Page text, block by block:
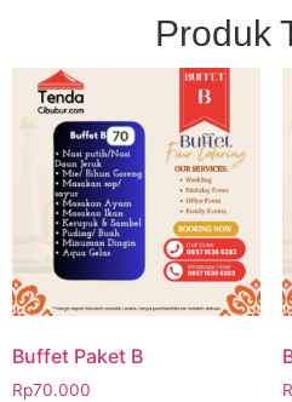
Produk
Buffet Paket B
Rp70.000